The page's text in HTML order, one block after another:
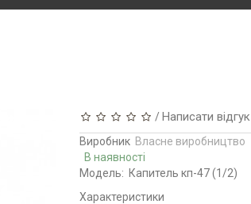
/Написати відгук
Виробник Власне виробництво
В наявності
Модель: Капитель кп-47 (1/2)
Характеристики